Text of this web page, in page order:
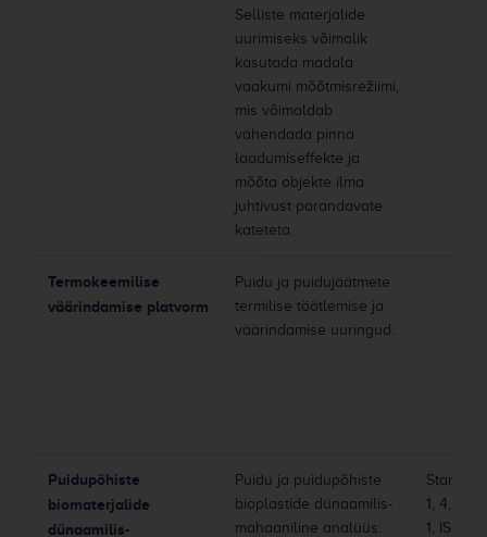
Selliste materjalide
uurimiseks võimalik
kasutada madala
vaakumi mõõtmisrežiimi,
mis võimaldab
vähendada pinna
laadumiseffekte ja
mõõta objekte ilma
juhtivust parandavate
kateteta.
Termokeemilise
väärindamise platvorm
Puidu ja puidujäätmete
termilise töötlemise ja
väärindamise uuringud.
Puidupõhiste
biomaterjalide
dünaamilis-
Puidu ja puidupõhiste
bioplastide dünaamilis-
mahaaniline analüüs:
1, 4, 5,
1, ISO